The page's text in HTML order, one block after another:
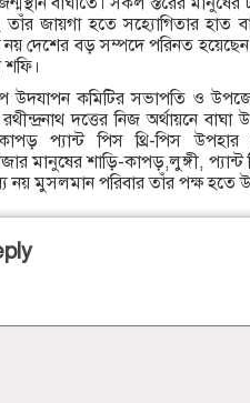
জায়গা হতে সহ্যোগিতার হাত
নয় দেশের বড় সম্পদে পরিনত
শফি।
উদযাপন কমিটির সভাপতি ও
দত্তের নিজ অর্থায়নে
প্যান্ট পিস থ্রি-পিস
মানুষের শাড়ি-কাপড়,লুঙ্গী,
নয় মুসলমান পরিবার তাঁর পক্ষ হতে